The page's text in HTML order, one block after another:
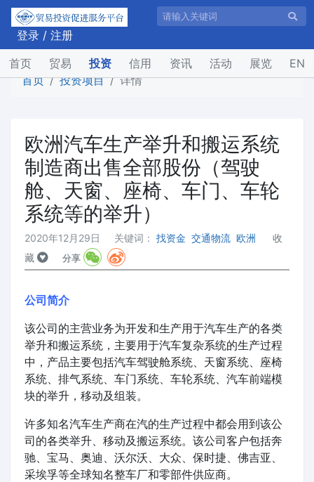
登录 / 注册
首页(current)
贸易 投资 信用 资讯 活动 展览
EN
首页
投资项目 详情
欧洲汽车生产举升和搬运系统
制造商出售全部股份（驾驶
舱、天窗、座椅、车门、车轮
系统等的举升）
2020年12月29日 关键词： 找资金 交通物流 欧洲
收
藏
分享
公司简介
该公司的主营业务为开发和生产用于汽车生产的各类
举升和搬运系统，主要用于汽车复杂系统的生产过程
中，产品主要包括汽车驾驶舱系统、天窗系统、座椅
系统、排气系统、车门系统、车轮系统、汽车前端模
块的举升，移动及组装。
许多知名汽车生产商在汽的生产过程中都会用到该公
司的各类举升、移动及搬运系统。该公司客户包括奔
驰、宝马、奥迪、沃尔沃、大众、保时捷、佛吉亚、
采埃孚等全球知名整车厂和零部件供应商。